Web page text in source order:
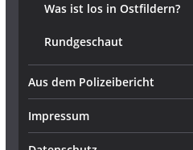
Was ist los in Ostfildern?
Rundgeschaut
Aus dem Polizeibericht
Impressum